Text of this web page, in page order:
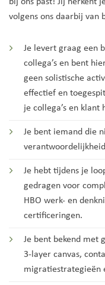
volgens ons daarbij van
Je levert graag een
collega’s en bent
geen solistische
effectief en
je collega’s en klant
Je bent iemand die
Je hebt tijdens je
gedragen voor
HBO werk- en
certificeringen.
Je bent bekend met
3-layer canvas,
migratiestrategieën